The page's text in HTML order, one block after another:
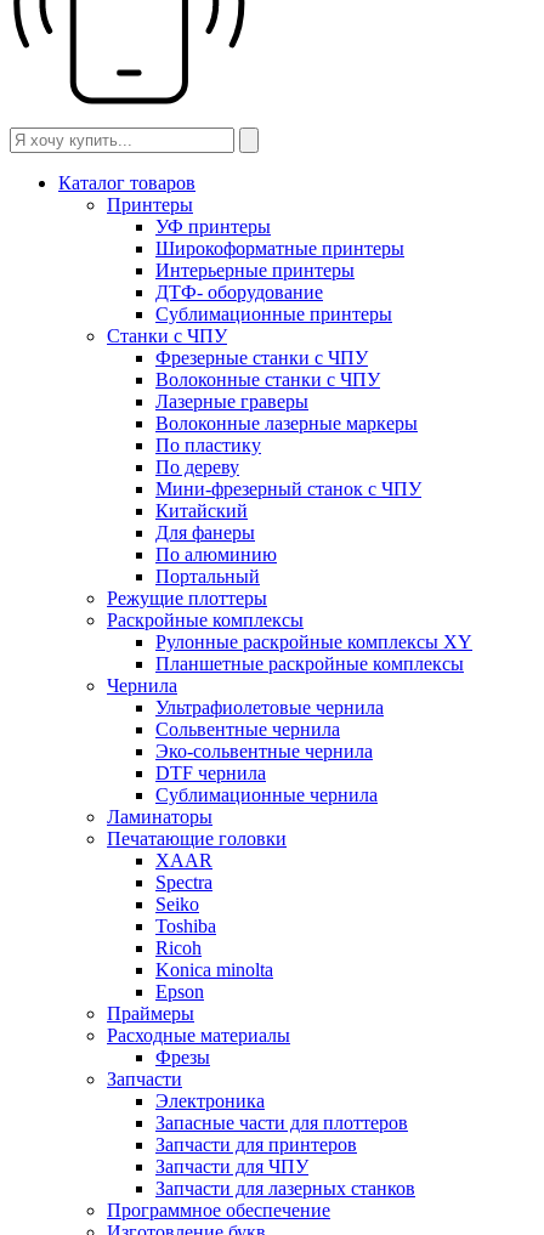
Каталог товаров
Принтеры
УФ принтеры
Широкоформатные принтеры
Интерьерные принтеры
ДТФ- оборудование
Сублимационные принтеры
Станки с ЧПУ
Фрезерные станки с ЧПУ
Волоконные станки с ЧПУ
Лазерные граверы
Волоконные лазерные маркеры
По пластику
По дереву
Мини-фрезерный станок с ЧПУ
Китайский
Для фанеры
По алюминию
Портальный
Режущие плоттеры
Раскройные комплексы
Рулонные раскройные комплексы XY
Планшетные раскройные комплексы
Чернила
Ультрафиолетовые чернила
Сольвентные чернила
Эко-сольвентные чернила
DTF чернила
Сублимационные чернила
Ламинаторы
Печатающие головки
XAAR
Spectra
Seiko
Toshiba
Ricoh
Konica minolta
Epson
Праймеры
Расходные материалы
Фрезы
Запчасти
Электроника
Запасные части для плоттеров
Запчасти для принтеров
Запчасти для ЧПУ
Запчасти для лазерных станков
Программное обеспечение